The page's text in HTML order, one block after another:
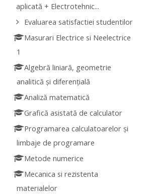
aplicată + Electrotehnic...
Evaluarea satisfactiei studentilor
Masurari Electrice si Neelectrice
1
Algebră liniară, geometrie
analitică și diferențială
Analiză matematică
Grafică asistată de calculator
Programarea calculatoarelor și
limbaje de programare
Metode numerice
Mecanica si rezistenta
materialelor